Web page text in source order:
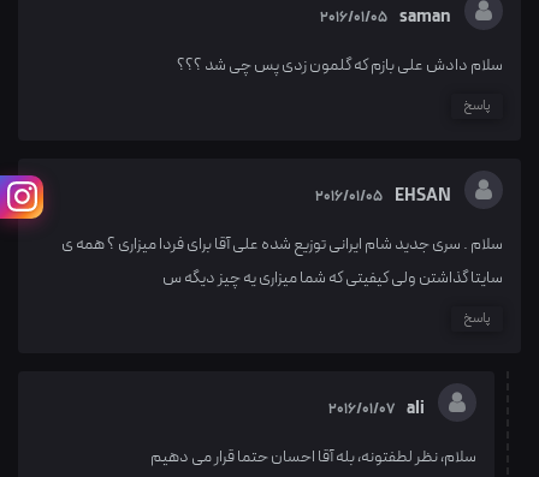
saman
2016/01/05
سلام دادش علی بازم که گلمون زدی پس چی شد ؟؟؟
پاسخ
EHSAN
2016/01/05
سلام . سری جدید شام ایرانی توزیع شده علی آقا برای فردا میزاری ؟ همه ی
سایتا گذاشتن ولی کیفیتی که شما میزاری یه چیز دیگه س
پاسخ
ali
2016/01/07
سلام، نظر لطفتونه، بله آقا احسان حتما قرار می دهیم